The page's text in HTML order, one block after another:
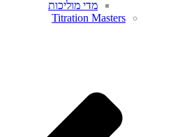
מדי מוליכות
Titration Masters